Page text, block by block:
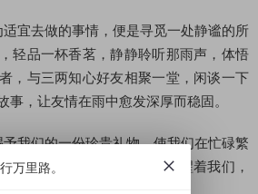
宜去做的事情，便是寻觅一处静谧的所
轻品一杯香茗，静静聆听那雨声，体悟
，与三两知心好友相聚一堂，闲谈一下
事，让友情在雨中愈发深厚而稳固。
我们的一份珍贵礼物，使我们在忙碌繁
的宁静与放松。它在时刻提醒着我们，
亦存在着诗意与远方。
万里路。